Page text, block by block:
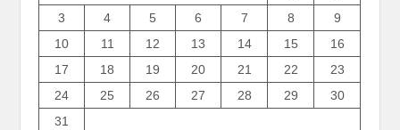
3
4 5 6 7 8
9
10
11 12 13 14 15
16
17
18 19 20 21 22
23
24
25 26 27 28 29
30
31